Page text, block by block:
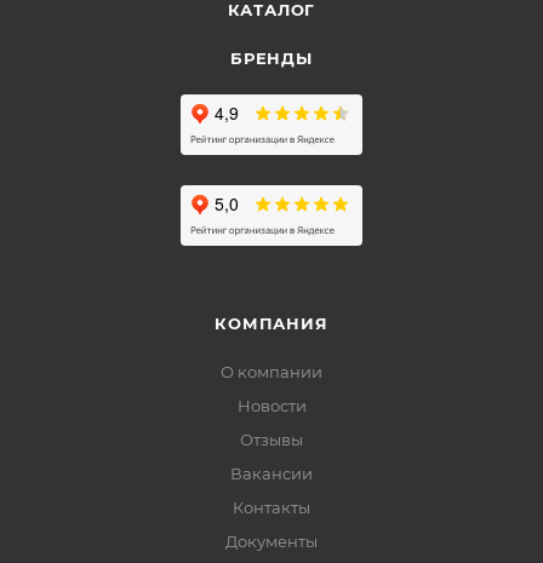
КАТАЛОГ
БРЕНДЫ
КОМПАНИЯ
О компании
Новости
Отзывы
Вакансии
Контакты
Документы